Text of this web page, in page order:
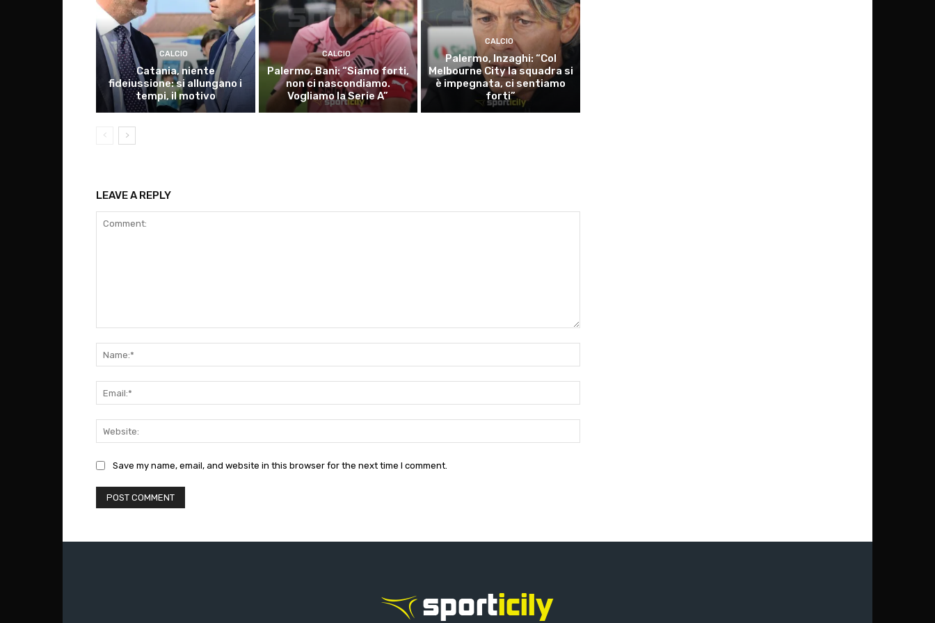
CALCIO
Catania, niente
fideiussione: si allungano i
tempi, il motivo
CALCIO
Palermo, Bani: “Siamo forti,
non ci nascondiamo.
Vogliamo la Serie A”
CALCIO
Palermo, Inzaghi: “Col
Melbourne City la squadra si
è impegnata, ci sentiamo
forti”
LEAVE A REPLY
Save my name, email, and website in this browser for the next time I comment.